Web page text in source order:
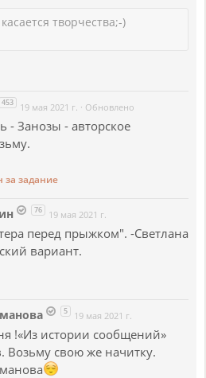
творчества;-)
453 19 мая 2021 г. · Обновлено
- Занозы - авторское
за задание
76 19 мая 2021 г.
перед прыжком". -Светлана
вариант.
5 19 мая 2021 г.
!«Из истории сообщений»
Возьму свою же начитку.